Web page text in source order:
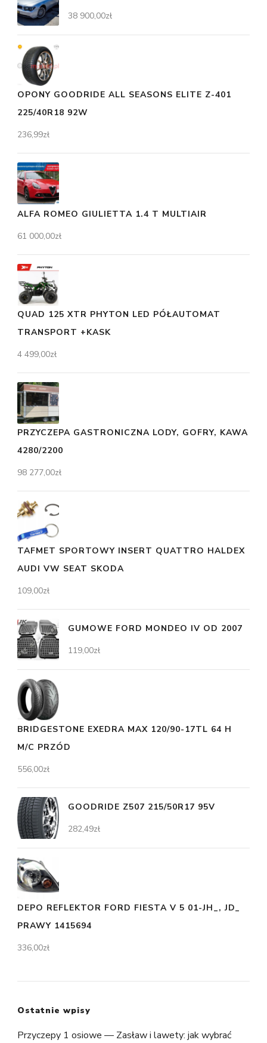
38 900,00zł
OPONY GOODRIDE ALL SEASONS ELITE Z-401
225/40R18 92W
236,99zł
ALFA ROMEO GIULIETTA 1.4 T MULTIAIR
61 000,00zł
QUAD 125 XTR PHYTON LED PÓŁAUTOMAT
TRANSPORT +KASK
4 499,00zł
PRZYCZEPA GASTRONICZNA LODY, GOFRY, KAWA
4280/2200
98 277,00zł
TAFMET SPORTOWY INSERT QUATTRO HALDEX
AUDI VW SEAT SKODA
109,00zł
GUMOWE FORD MONDEO IV OD 2007
119,00zł
BRIDGESTONE EXEDRA MAX 120/90-17TL 64 H
M/C PRZÓD
556,00zł
GOODRIDE Z507 215/50R17 95V
282,49zł
DEPO REFLEKTOR FORD FIESTA V 5 01-JH_, JD_
PRAWY 1415694
336,00zł
Ostatnie wpisy
Przyczepy 1 osiowe — Zasław i lawety: jak wybrać